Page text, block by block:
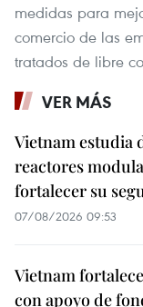
medidas para
comercio de las
tratados de libre
VER MÁS
Vietnam estudia
reactores
fortalecer su
07/08/2026 09:53
Vietnam
con apoyo de